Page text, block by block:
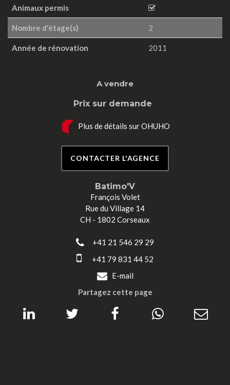
Animaux permis
Nombre d'étage(s) 2
Année de rénovation 2011
A vendre
Prix sur demande
Plus de détails sur OHUHO
CONTACTER L'AGENCE
Batimo'V
François Volet
Rue du Village 14
CH - 1802 Corseaux
+41 21 546 29 29
+41 79 831 44 52
E-mail
Partagez cette page